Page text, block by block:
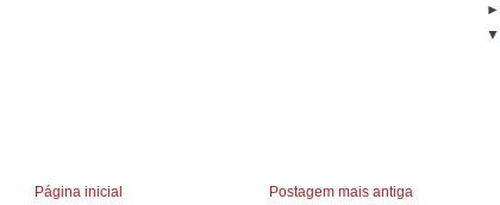
Postagem mais antiga
Página inicial
►
▼